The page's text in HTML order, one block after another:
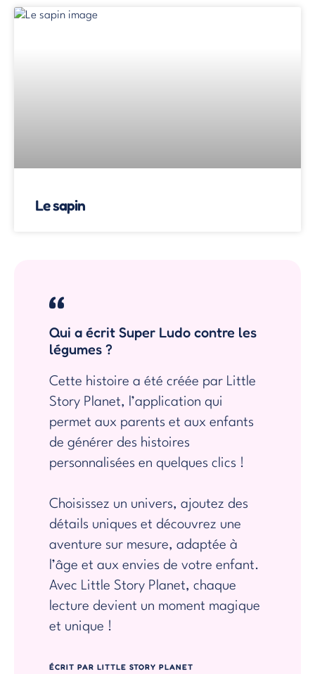
Le sapin
Qui a écrit Super Ludo contre les
légumes ?
Cette histoire a été créée par Little
Story Planet, l’application qui
permet aux parents et aux enfants
de générer des histoires
personnalisées en quelques clics !
Choisissez un univers, ajoutez des
détails uniques et découvrez une
aventure sur mesure, adaptée à
l’âge et aux envies de votre enfant.
Avec Little Story Planet, chaque
lecture devient un moment magique
et unique !
ÉCRIT PAR LITTLE STORY PLANET